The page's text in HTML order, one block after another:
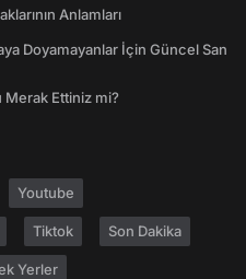
Anlamları
Doyamayanlar İçin Güncel San
Ettiniz mi?
Youtube
Tiktok Son Dakika
Yerler